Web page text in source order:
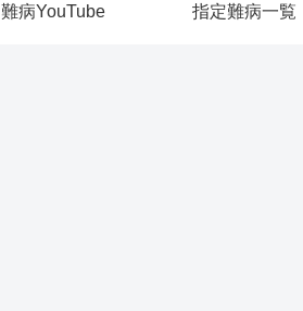
難病YouTube 指定難病一覧